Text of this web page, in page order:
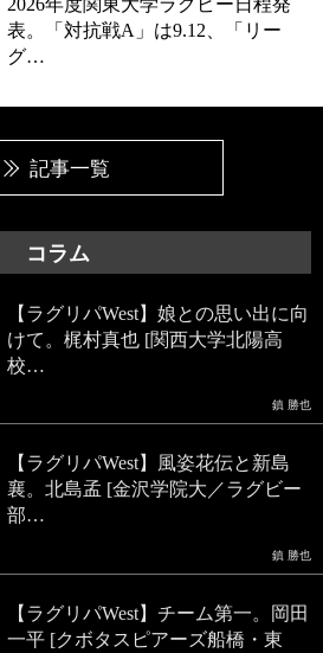
2026年度関東大学ラグビー日程発
表。「対抗戦A」は9.12、「リー
グ…
記事一覧
コラム
【ラグリパWest】娘との思い出に向
けて。梶村真也 [関西大学北陽高
校…
鎮 勝也
【ラグリパWest】風姿花伝と新島
襄。北島孟 [金沢学院大／ラグビー
部…
鎮 勝也
【ラグリパWest】チーム第一。岡田
一平 [クボタスピアーズ船橋・東